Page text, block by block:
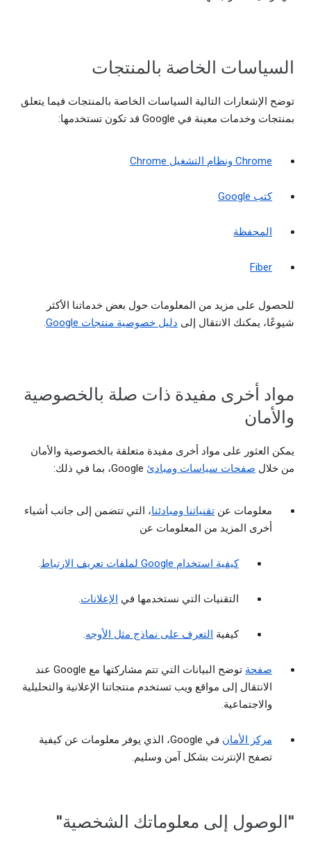
السياسات الخاصة بالمنتجات
توضح الإشعارات التالية السياسات الخاصة بالمنتجات فيما يتعلق
بمنتجات وخدمات معينة في Google قد تكون تستخدمها:
Chrome ونظام التشغيل Chrome
كتب Google
المحفظة
Fiber
للحصول على مزيد من المعلومات حول بعض خدماتنا الأكثر
شيوعًا، يمكنك الانتقال إلى دليل خصوصية منتجات Google .
مواد أخرى مفيدة ذات صلة بالخصوصية
والأمان
يمكن العثور على مواد أخرى مفيدة متعلقة بالخصوصية والأمان
من خلال صفحات سياسات ومبادئ
معلومات عن تقنياتنا ومبادئنا، التي تتضمن إلى جانب أشياء
أخرى المزيد من المعلومات عن
كيفية استخدام Google لملفات تعريف الارتباط .
التقنيات التي نستخدمها في الإعلانات.
كيفية التعرف على نماذج مثل الأوجه.
صفحة
توضح البيانات التي تتم مشاركتها مع Google عند
الانتقال إلى مواقع ويب تستخدم منتجاتنا الإعلانية والتحليلية
والاجتماعية.
مركز الأمان
في Google، الذي يوفر معلومات عن كيفية
تصفح الإنترنت بشكل آمن وسليم.
"الوصول إلى معلوماتك الشخصية"